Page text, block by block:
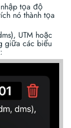
tọa độ
nó thành tọa
UTM hoặc
giữa các biểu